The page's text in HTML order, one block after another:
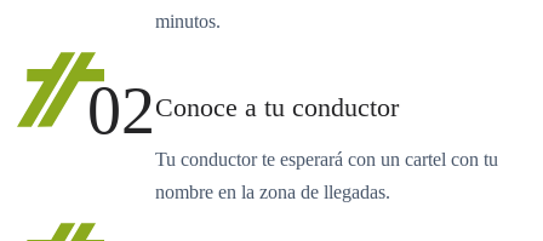
minutos.
02Conoce a tu conductor
Tu conductor te esperará con un cartel con tu
nombre en la zona de llegadas.